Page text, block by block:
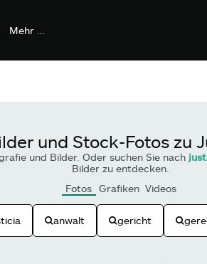
Mehr …
und Stock-Fotos zu
und Bilder. Oder suchen Sie nach
Bilder zu entdecken.
Fotos Grafiken Videos
anwalt gericht